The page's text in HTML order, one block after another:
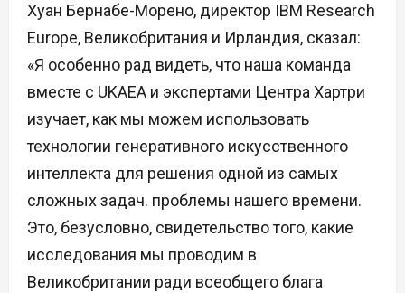
Хуан Бернабе-Морено, директор IBM Research
Europe, Великобритания и Ирландия, сказал:
«Я особенно рад видеть, что наша команда
вместе с UKAEA и экспертами Центра Хартри
изучает, как мы можем использовать
технологии генеративного искусственного
интеллекта для решения одной из самых
сложных задач. проблемы нашего времени.
Это, безусловно, свидетельство того, какие
исследования мы проводим в
Великобритании ради всеобщего блага